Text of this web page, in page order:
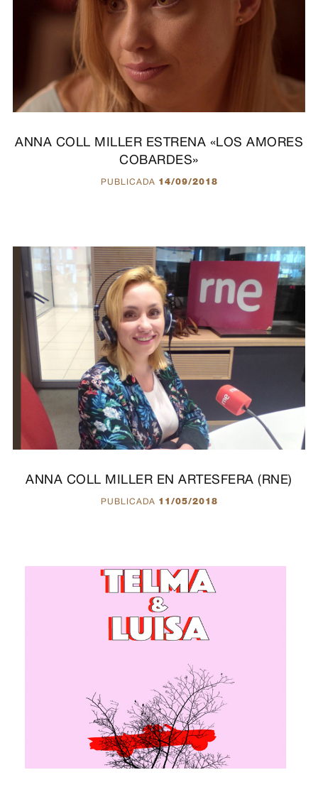
ANNA COLL MILLER ESTRENA «LOS AMORES
COBARDES»
PUBLICADA 14/09/2018
ANNA COLL MILLER EN ARTESFERA (RNE)
PUBLICADA 11/05/2018